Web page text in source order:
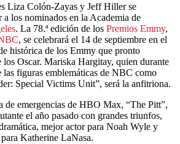
Liza Colón-Zayas y Jeff Hiller se
a los nominados en la Academia de
. La 78.ª edición de los Premios Emmy,
, se celebrará el 14 de septiembre en el
histórica de los Emmy que pronto
los Oscar. Mariska Hargitay, quien durante
las figuras emblemáticas de NBC como
Special Victims Unit”, será la anfitriona.
de emergencias de HBO Max, “The Pitt”,
el año pasado con grandes triunfos,
mejor actor para Noah Wyle y
Katherine LaNasa.